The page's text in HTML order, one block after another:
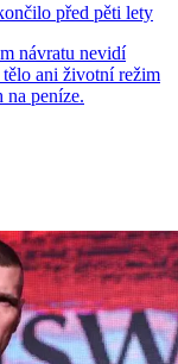
před pěti lety
návratu nevidí
ani životní režim
peníze.